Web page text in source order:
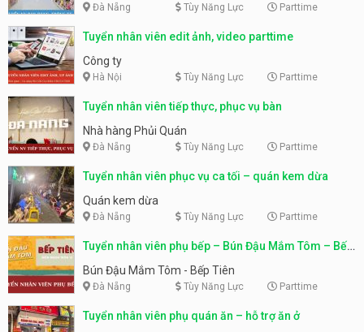
Đà Nẵng Tùy Năng Lực Parttime
Tuyển nhân viên edit ảnh, video parttime
Công ty
Hà Nội Tùy Năng Lực Parttime
Tuyển nhân viên tiếp thực, phục vụ bàn
Nhà hàng Phủi Quán
Đà Nẵng Tùy Năng Lực Parttime
Tuyển nhân viên phục vụ ca tối – quán kem dừa
Quán kem dừa
Đà Nẵng Tùy Năng Lực Parttime
Tuyển nhân viên phụ bếp – Bún Đậu Mắm Tôm – Bếp
Tiên
Bún Đậu Mắm Tôm - Bếp Tiên
Đà Nẵng Tùy Năng Lực Parttime
Tuyển nhân viên phụ quán ăn – hỗ trợ ăn ở